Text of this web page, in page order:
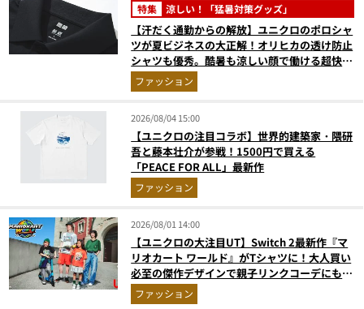
特集 涼しい！「猛暑対策グッズ」
【汗だく通勤からの解放】ユニクロのポロシャ
ツが夏ビジネスの大正解！オリヒカの透け防止
シャツも優秀。酷暑も涼しい顔で働ける超快適
ウエアの実力
ファッション
2026/08/04 15:00
【ユニクロの注目コラボ】世界的建築家・隈研
吾と藤本壮介が参戦！1500円で買える
「PEACE FOR ALL」最新作
ファッション
2026/08/01 14:00
【ユニクロの大注目UT】Switch 2最新作『マ
リオカート ワールド』がTシャツに！大人買い
必至の傑作デザインで親子リンクコーデにも最
適ファッション